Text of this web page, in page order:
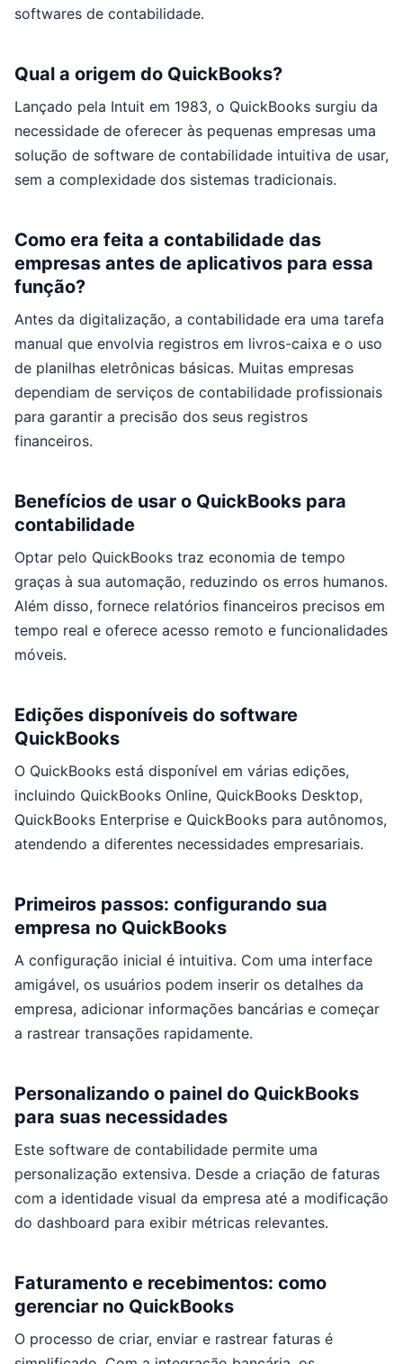
softwares de contabilidade.
Qual a origem do QuickBooks?
Lançado pela Intuit em 1983, o QuickBooks surgiu da
necessidade de oferecer às pequenas empresas uma
solução de software de contabilidade intuitiva de usar,
sem a complexidade dos sistemas tradicionais.
Como era feita a contabilidade das
empresas antes de aplicativos para essa
função?
Antes da digitalização, a contabilidade era uma tarefa
manual que envolvia registros em livros-caixa e o uso
de planilhas eletrônicas básicas. Muitas empresas
dependiam de serviços de contabilidade profissionais
para garantir a precisão dos seus registros
financeiros.
Benefícios de usar o QuickBooks para
contabilidade
Optar pelo QuickBooks traz economia de tempo
graças à sua automação, reduzindo os erros humanos.
Além disso, fornece relatórios financeiros precisos em
tempo real e oferece acesso remoto e funcionalidades
móveis.
Edições disponíveis do software
QuickBooks
O QuickBooks está disponível em várias edições,
incluindo QuickBooks Online, QuickBooks Desktop,
QuickBooks Enterprise e QuickBooks para autônomos,
atendendo a diferentes necessidades empresariais.
Primeiros passos: configurando sua
empresa no QuickBooks
A configuração inicial é intuitiva. Com uma interface
amigável, os usuários podem inserir os detalhes da
empresa, adicionar informações bancárias e começar
a rastrear transações rapidamente.
Personalizando o painel do QuickBooks
para suas necessidades
Este software de contabilidade permite uma
personalização extensiva. Desde a criação de faturas
com a identidade visual da empresa até a modificação
do dashboard para exibir métricas relevantes.
Faturamento e recebimentos: como
gerenciar no QuickBooks
O processo de criar, enviar e rastrear faturas é